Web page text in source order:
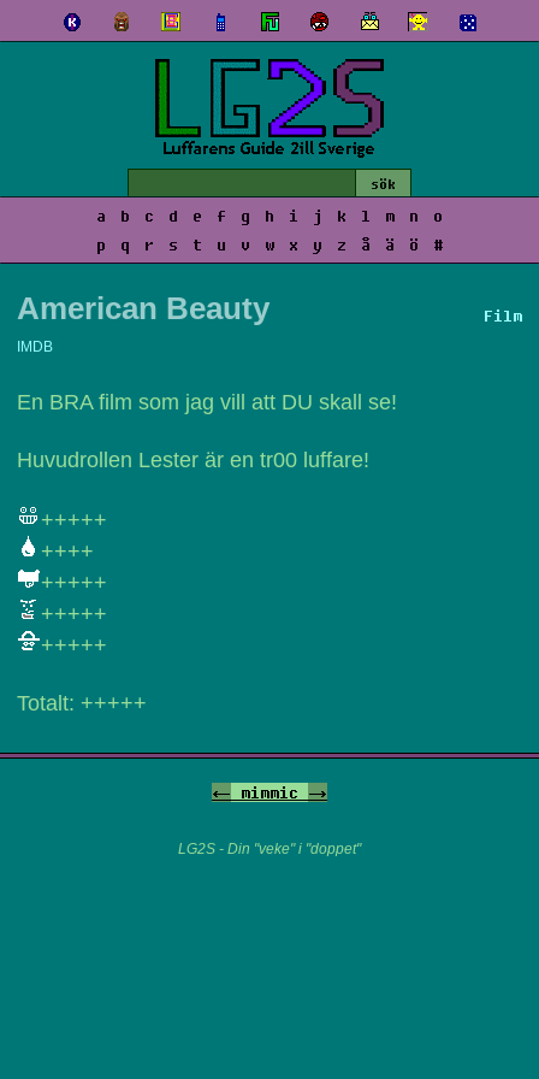
a b c d e f g h i j k l m n
o
p
q r s t u v w x y z å ä ö #
Film
American Beauty
IMDB
En BRA film som jag vill att DU skall se!
Huvudrollen Lester är en tr00 luffare!
+++++
++++
+++++
+++++
+++++
Totalt: +++++
<- mimmic ->
LG2S - Din "veke" i "doppet"